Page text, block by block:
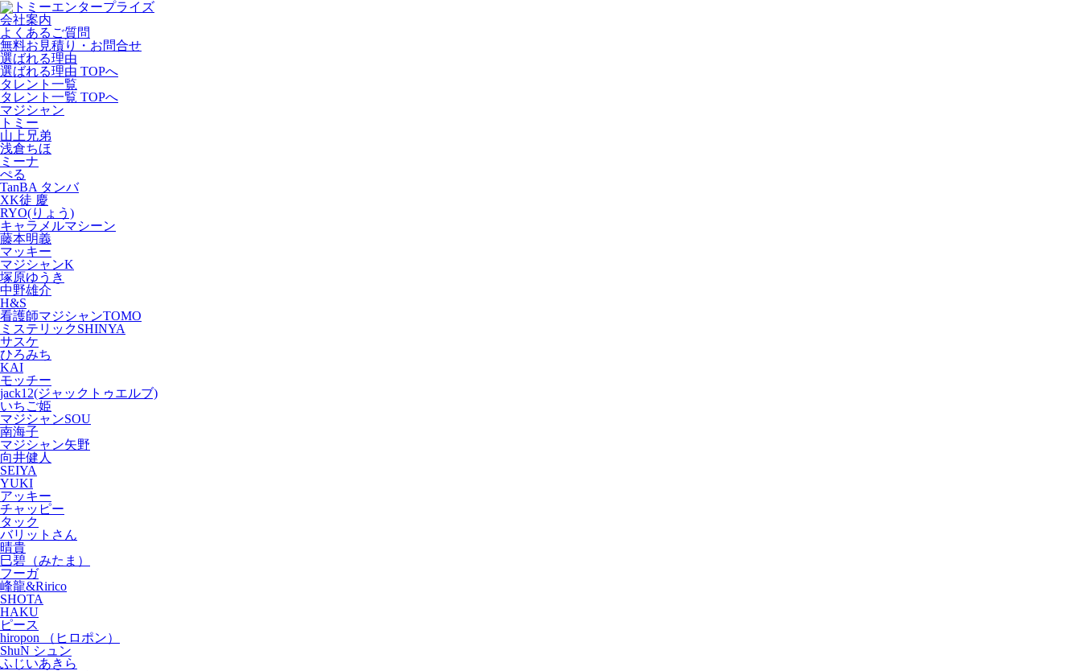
会社案内
よくあるご質問
無料お見積り・お問合せ
選ばれる理由
選ばれる理由 TOPへ
タレント一覧
タレント一覧 TOPへ
マジシャン
トミー
山上兄弟
浅倉ちほ
ミーナ
ぺる
TanBA タンバ
XK徒 慶
RYO(りょう)
キャラメルマシーン
藤本明義
マッキー
マジシャンK
塚原ゆうき
中野雄介
H&S
看護師マジシャンTOMO
ミステリックSHINYA
サスケ
ひろみち
KAI
モッチー
jack12(ジャックトゥエルブ)
いちご姫
マジシャンSOU
南海子
マジシャン矢野
向井健人
SEIYA
YUKI
アッキー
チャッピー
タック
バリットさん
晴貴
巳碧（みたま）
フーガ
峰龍&Ririco
SHOTA
HAKU
ピース
hiropon （ヒロポン）
ShuN シュン
ふじいあきら